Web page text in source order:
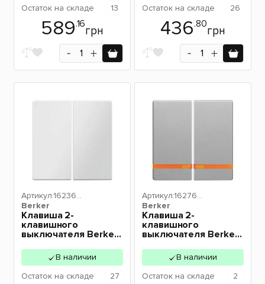
Остаток на складе 13
589.16
грн
Остаток на складе 26
436.80
грн
Berker
Артикул:162360
Клавиша 2-
клавишного
выключателя Berker
белизна 16236089
В наличии
Остаток на складе 27
Berker
Артикул:162760
Клавиша 2-
клавишного
выключателя Berker
алюминий 16276084
В наличии
Остаток на складе 2